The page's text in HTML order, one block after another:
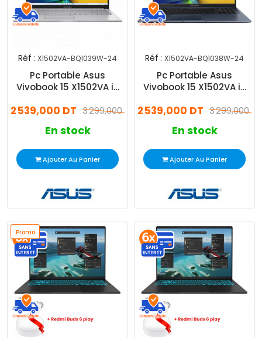
Réf : X1502VA-BQ1039W-24
Pc Portable Asus
Vivobook 15 X1502VA i9
Windows 113 299,000 DT
2 539,000 DT
En stock
Ajouter Au Panier
Réf : X1502VA-BQ1038W-24
Pc Portable Asus
Vivobook 15 X1502VA i9
3 299,000 DT
2 539,000 DT
En stock
Ajouter Au Panier
Promo